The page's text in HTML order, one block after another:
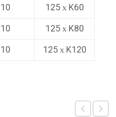
10
125 х K60
10
125 х K80
10 125 х K120